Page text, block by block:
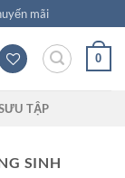
mãi
0
TẬP
SINH